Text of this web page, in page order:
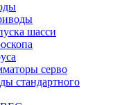
шасси
серво
стандартного